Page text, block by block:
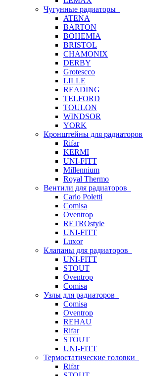
Чугунные радиаторы
ATENA
BARTON
BOHEMIA
BRISTOL
CHAMONIX
DERBY
Grotescco
LILLE
READING
TELFORD
TOULON
WINDSOR
YORK
Кронштейны для радиаторов
Rifar
KERMI
UNI-FITT
Millennium
Royal Thermo
Вентили для радиаторов
Carlo Poletti
Comisa
Oventrop
RETROstyle
UNI-FITT
Luxor
Клапаны для радиаторов
UNI-FITT
STOUT
Oventrop
Comisa
Узлы для радиаторов
Comisa
Oventrop
REHAU
Rifar
STOUT
UNI-FITT
Термостатические головки
Rifar